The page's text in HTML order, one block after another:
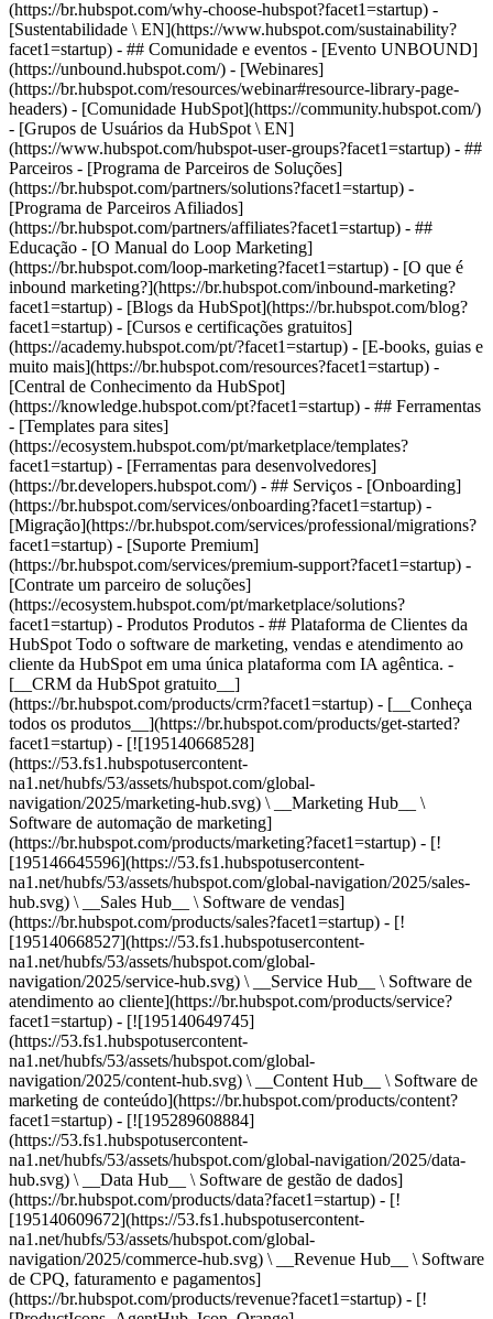
(https://br.hubspot.com/why-choose-hubspot?facet1=startup) -
[Sustentabilidade \ EN](https://www.hubspot.com/sustainability?
facet1=startup) - ## Comunidade e eventos - [Evento UNBOUND]
(https://unbound.hubspot.com/) - [Webinares]
(https://br.hubspot.com/resources/webinar#resource-library-page-
headers) - [Comunidade HubSpot](https://community.hubspot.com/)
- [Grupos de Usuários da HubSpot \ EN]
(https://www.hubspot.com/hubspot-user-groups?facet1=startup) - ##
Parceiros - [Programa de Parceiros de Soluções]
(https://br.hubspot.com/partners/solutions?facet1=startup) -
[Programa de Parceiros Afiliados]
(https://br.hubspot.com/partners/affiliates?facet1=startup) - ##
Educação - [O Manual do Loop Marketing]
(https://br.hubspot.com/loop-marketing?facet1=startup) - [O que é
inbound marketing?](https://br.hubspot.com/inbound-marketing?
facet1=startup) - [Blogs da HubSpot](https://br.hubspot.com/blog?
facet1=startup) - [Cursos e certificações gratuitos]
(https://academy.hubspot.com/pt/?facet1=startup) - [E-books, guias e
muito mais](https://br.hubspot.com/resources?facet1=startup) -
[Central de Conhecimento da HubSpot]
(https://knowledge.hubspot.com/pt?facet1=startup) - ## Ferramentas
- [Templates para sites]
(https://ecosystem.hubspot.com/pt/marketplace/templates?
facet1=startup) - [Ferramentas para desenvolvedores]
(https://br.developers.hubspot.com/) - ## Serviços - [Onboarding]
(https://br.hubspot.com/services/onboarding?facet1=startup) -
[Migração](https://br.hubspot.com/services/professional/migrations?
facet1=startup) - [Suporte Premium]
(https://br.hubspot.com/services/premium-support?facet1=startup) -
[Contrate um parceiro de soluções]
(https://ecosystem.hubspot.com/pt/marketplace/solutions?
facet1=startup) - Produtos Produtos - ## Plataforma de Clientes da HubSpot Todo o software de marketing, vendas e atendimento ao cliente da HubSpot em uma única plataforma com IA agêntica. - [__CRM da HubSpot gratuito__](https://br.hubspot.com/products/crm?facet1=startup) - [__Conheça todos os produtos__](https://br.hubspot.com/products/get-started?facet1=startup) - [![195140668528](https://53.fs1.hubspotusercontent-na1.net/hubfs/53/assets/hubspot.com/global-navigation/2025/marketing-hub.svg) \ __Marketing Hub__ \ Software de automação de marketing](https://br.hubspot.com/products/marketing?facet1=startup) - [![195146645596](https://53.fs1.hubspotusercontent-na1.net/hubfs/53/assets/hubspot.com/global-navigation/2025/sales-hub.svg) \ __Sales Hub__ \ Software de vendas](https://br.hubspot.com/products/sales?facet1=startup) - [![195140668527](https://53.fs1.hubspotusercontent-na1.net/hubfs/53/assets/hubspot.com/global-navigation/2025/service-hub.svg) \ __Service Hub__ \ Software de atendimento ao cliente](https://br.hubspot.com/products/service?facet1=startup) - [![195140649745](https://53.fs1.hubspotusercontent-na1.net/hubfs/53/assets/hubspot.com/global-navigation/2025/content-hub.svg) \ __Content Hub__ \ Software de marketing de conteúdo](https://br.hubspot.com/products/content?facet1=startup) - [![195289608884](https://53.fs1.hubspotusercontent-na1.net/hubfs/53/assets/hubspot.com/global-navigation/2025/data-hub.svg) \ __Data Hub__ \ Software de gestão de dados](https://br.hubspot.com/products/data?facet1=startup) - [![195140609672](https://53.fs1.hubspotusercontent-na1.net/hubfs/53/assets/hubspot.com/global-navigation/2025/commerce-hub.svg) \ __Revenue Hub__ \ Software de CPQ, faturamento e pagamentos](https://br.hubspot.com/products/revenue?facet1=startup) - [![ProductIcons_AgentHub_Icon_Orange](https://53.fs1.hubspotusercontent-na1.net/hubfs/53/assets/webteam-cms-portal/images/breeze/ProductIcons_AgentHub_Icon_Orange.svg) \ __Agent Hub__ \ O espaço central para criar e gerenciar agentes de IA em toda a plataforma](https://br.hubspot.com/products/artificial-intelligence?facet1=startup) - [![188619147390](https://53.fs1.hubspotusercontent-na1.net/hubfs/53/assets/hubspot.com/global-navigation/help-me-choose-tool.svg) \ __Precisa de ajuda para escolher?__ \ Responda algumas perguntas e nós te ajudaremos a achar os produtos ideais para o seu negócio.](https://br.hubspot.com/products/help-me-choose?facet1=startup) - [![195140649746](https://53.fs1.hubspotusercontent-na1.net/hubfs/53/assets/hubspot.com/global-navigation/2025/small-business.svg) \ __Pacote para pequenas empresas__ \ A edição Starter de cada produto, desenvolvida para startups e pequenas empresas](https://br.hubspot.com/products/crm/starter?facet1=startup) - [![210646671655](https://53.fs1.hubspotusercontent-na1.net/hubfs/53/assets/hubspot.com/global-navigation/2025/aeo.svg) \ __AEO (Beta)__ \ Ferramentas de otimização para mecanismos de resposta que rastreiam e melhoram a visibilidade da sua marca nos resultados de IA.](https://br.hubspot.com/products/aeo?facet1=startup) - [![195140649747](https://53.fs1.hubspotusercontent-na1.net/hubfs/53/assets/hubspot.com/global-navigation/2025/app-marketplace.svg) \ __HubSpot Marketplace__ \ Conecte seus aplicativos favoritos à HubSpot](https://ecosystem.hubspot.com/pt/marketplace/apps?facet1=startup) - Soluções Soluções - Por tipo de uso - ## Marketing - [Gere leads](https://br.hubspot.com/use-case/drive-revenue-high-quality-leads?facet1=startup) - [Automatize o marketing](https://br.hubspot.com/use-case/maximize-efficiency-ai-automation?facet1=startup) - ## Vendas - [Crie pipelines](https://br.hubspot.com/use-case/build-sales-pipeline?facet1=startup) - [Fechar negócios](https://br.hubspot.com/use-case/close-more-deals?facet1=startup) - ## Atendimento ao cliente - [Expanda o suporte](https://br.hubspot.com/use-case/scale-customer-service-support?facet1=startup) - [Melhore a retenção](https://br.hubspot.com/use-case/drive-customer-satisfaction?facet1=startup) - ## Conteúdo - [Crie conteúdo](https://br.hubspot.com/use-case/create-content-for-customer-journey?facet1=startup) - [Gerencie conteúdo](https://br.hubspot.com/use-case/manage-content?facet1=startup) - ## Startups e pequenas empresas - [Encontre e alcance clientes](https://br.hubspot.com/use-case/find-and-reach-customers?facet1=startup) - [Aumente as vendas e receba pagamentos](https://br.hubspot.com/use-case/grow-sales-and-get-paid-faster?facet1=startup) - [Organize os dados do cliente](https://br.hubspot.com/use-case/understand-and-organize-customer-data?facet1=startup) - ## Inteligência artificial - [Resolva dúvidas de seus clientes 24/7](https://br.hubspot.com/products/artificial-intelligence/ai-customer-service-agent?facet1=startup) - [Automatize a prospecção de vendas](https://br.hubspot.com/products/sales/ai-prospecting-agent?facet1=startup) - [Faça uma análise mais rápida de seus clientes](https://br.hubspot.com/products/artificial-intelligence/ai-data-agent?facet1=startup) - Por tamanho da equipe - ## Por tamanho da equipe - ![195309752641](https://53.fs1.hubspotusercontent-na1.net/hub/53/hubfs/assets/hubspot.com/global-navigation/2025/Small%20Businesses%20%26%20Start%20ups.webp?width=1035&height=450&name=Small%20Businesses%20%26%20Start%20ups.webp) ### Para pequenas empresas e startups A Plataforma de Clientes Starter da HubSpot ajuda sua startup ou pequena empresa em crescimento a encontrar e conquistar clientes desde o primeiro dia. [Saiba mais sobre a Plataforma de Clientes Starter da HubSpot](https://br.hubspot.com/products/crm/starter?facet1=startup) - ![195309752642](https://53.fs1.hubspotusercontent-na1.net/hub/53/hubfs/assets/hubspot.com/global-navigation/2025/Enterprise.webp?width=1035&height=450&name=Enterprise.webp) ### Para grandes empresas A Plataforma de Clientes Enterprise integrada da HubSpot é poderosa e fácil de usar. [Saiba mais sobre a Plataforma de Clientes Enterprise da HubSpot](https://br.hubspot.com/products/crm/enterprise?facet1=startup) - Por que a HubSpot? - ## Por que a HubSpot? - ![195309752643](https://53.fs1.hubspotusercontent-na1.net/hub/53/hubfs/assets/hubspot.com/global-navigation/2025/Why%20Choose%20HubSpot.webp?width=1035&height=450&name=Why%20Choose%20HubSpot.webp) ### Por que escolher a HubSpot? Depois de apenas um ano, os clientes da HubSpot adquirem 129% mais leads, fecham 36% mais negócios e observam uma melhoria de 37% nas taxas de fechamento de tickets. [Saiba mais sobre o que diferencia a solução da HubSpot](https://br.hubspot.com/why-choose-hubspot?facet1=startup) - ![195303448595](https://53.fs1.hubspotusercontent-na1.net/hub/53/hubfs/assets/hubspot.com/global-navigation/2025/Case%20Studies.webp?width=1035&height=450&name=Case%20Studies.webp) ### Estudos de caso Conheça empresas como a sua em todo o mundo que usam a HubSpot para unir suas equipes, capacitar seus negócios e crescer melhor. [Veja todos os estudos de caso](https://br.hubspot.com/case-studies?facet1=startup) - ![191228329371](https://53.fs1.hubspotusercontent-na1.net/hub/53/hubfs/spotlight_resized_518x225.png?width=518&height=225&name=spotlight_resized_518x225.png) ### Spotlight: atualizações de produtos Saiba mais sobre os lançamentos e anúncios de produtos da HubSpot nesta vitrine semestral de produtos. [Veja as atualizações de nossos produtos](https://br.hubspot.com/spotlight?facet1=startup) - [Preços](https://br.hubspot.com/pricing/content?facet1=startup) - Recursos Recursos - ## Link em destaque - [Spotlight: atualizações de produtos](https://br.hubspot.com/spotlight?facet1=startup) - [Novidades na HubSpot](https://br.hubspot.com/new?facet1=startup) - [Por que escolher a HubSpot?](https://br.hubspot.com/why-choose-hubspot?facet1=startup) - [Sustentabilidade \ EN](https://www.hubspot.com/sustainability?facet1=startup) - ## Comunidade e eventos - [Evento UNBOUND](https://unbound.hubspot.com/) - [Webinares](https://br.hubspot.com/resources/webinar#resource-library-page-headers) - [Comunidade HubSpot](https://community.hubspot.com/) - [Grupos de Usuários da HubSpot \ EN](https://www.hubspot.com/hubspot-user-groups?facet1=startup) - ## Parceiros - [Programa de Parceiros de Soluções](https://br.hubspot.com/partners/solutions?facet1=startup) - [Programa de Parceiros Afiliados](https://br.hubspot.com/partners/affiliates?facet1=startup) - ## Educação - [O Manual do Loop Marketing](https://br.hubspot.com/loop-marketing?facet1=startup) - [O que é inbound marketing?](https://br.hubspot.com/inbound-marketing?facet1=startup) - [Blogs da HubSpot](https://br.hubspot.com/blog?facet1=startup) - [Cursos e certificações gratuitos](https://academy.hubspot.com/pt/?facet1=startup) - [E-books, guias e muito mais](https://br.hubspot.com/resources?facet1=startup) - [Central de Conhecimento da HubSpot](https://knowledge.hubspot.com/pt?facet1=startup) - ## Ferramentas - [Templates para sites](https://ecosystem.hubspot.com/pt/marketplace/templates?facet1=startup) - [Ferramentas para desenvolvedores](https://br.developers.hubspot.com/) - ## Serviços - [Onboarding](https://br.hubspot.com/services/onboard